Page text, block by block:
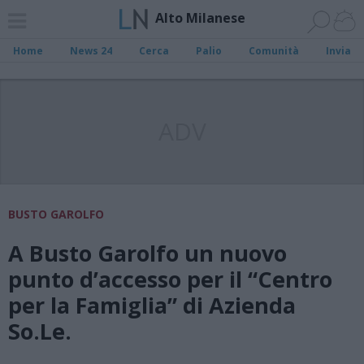
Alto Milanese
Home News 24 Cerca Palio Comunità Invia
BUSTO GAROLFO
A Busto Garolfo un nuovo
punto d’accesso per il “Centro
per la Famiglia” di Azienda
So.Le.